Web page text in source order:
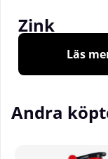
Zink
Kroppen
och fett men
dessa mineraler
ämne. Det
dagliga behovet
Läs
Andra